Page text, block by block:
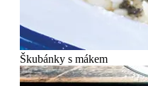
Škubánky s mákem